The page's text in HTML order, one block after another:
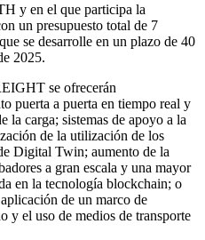
y en el que participa la
un presupuesto total de 7
se desarrolle en un plazo de 40
2025.
se ofrecerán
puerta a puerta en tiempo real y
la carga; sistemas de apoyo a la
de la utilización de los
Digital Twin; aumento de la
a gran escala y una mayor
en la tecnología blockchain; o
de un marco de
y el uso de medios de transporte